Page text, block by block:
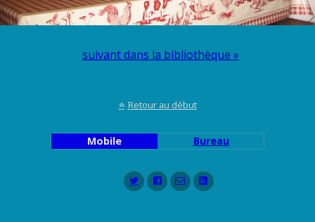
suivant dans la bibliothèque »
Retour au début
Mobile Bureau